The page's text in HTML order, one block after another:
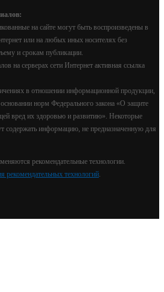
на сайте могут быть воспроизведены в
или на любых иных носителях без
и срокам публикации.
на серверах сети Интернет активная ссылка
в отношении информационной продукции,
норм Федерального закона «О защите
вред их здоровью и развитию». Некоторые
содержать информацию, не предназначенную для
рекомендательные технологии.
рекомендательных технологий.